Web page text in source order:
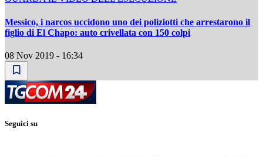
Messico, i narcos uccidono uno dei poliziotti che arrestarono il
figlio di El Chapo: auto crivellata con 150 colpi
08 Nov 2019 - 16:34
Seguici su